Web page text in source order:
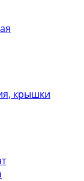
крышки